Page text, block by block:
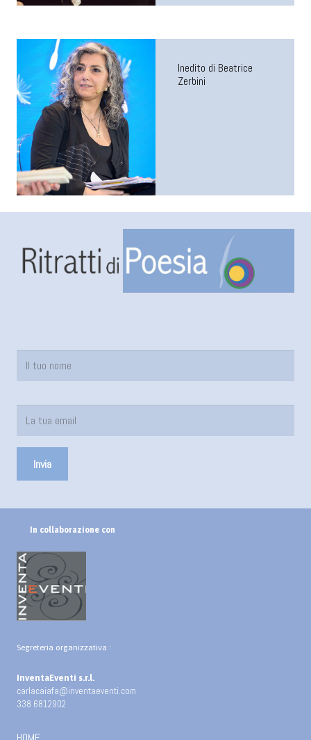
Inedito di Beatrice
Zerbini
In collaborazione con
Segreteria organizzativa :
InventaEventi s.r.l.
carlacaiafa@inventaeventi.com
338 6812902